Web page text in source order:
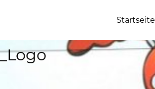
Startseite